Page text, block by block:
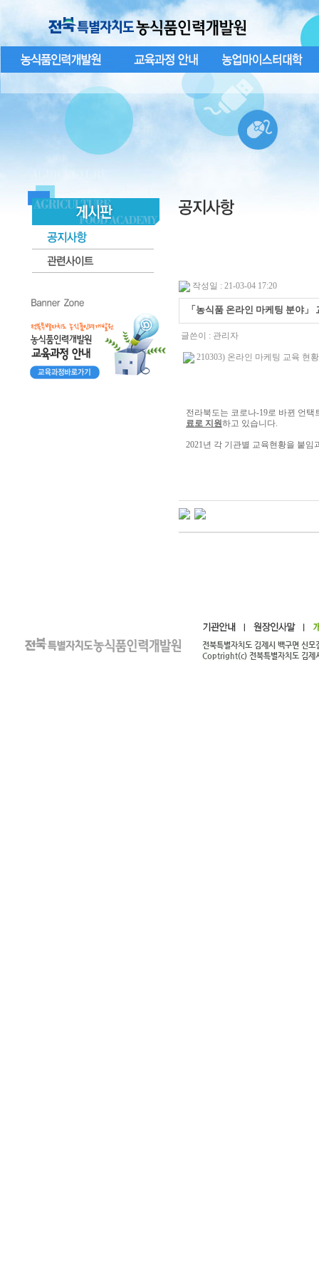
작성일 : 21-03-04 17:20
「농식품 온라인 마케팅 분야」
글쓴이 : 관리자
210303) 온라인 마케팅 교육 현
전라북도는 코로나-19로 바뀐 언
료로 지원하고 있습니다.
2021년 각 기관별 교육현황을 붙